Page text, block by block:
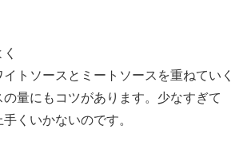
トソースとミートソースを重ねていく
量にもコツがあります。少なすぎて
くいかないのです。